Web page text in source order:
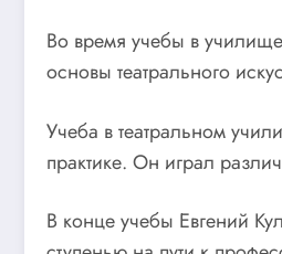
Во время учебы в
основы театрального
Учеба в театральном
практике. Он играл
В конце учебы Евгений